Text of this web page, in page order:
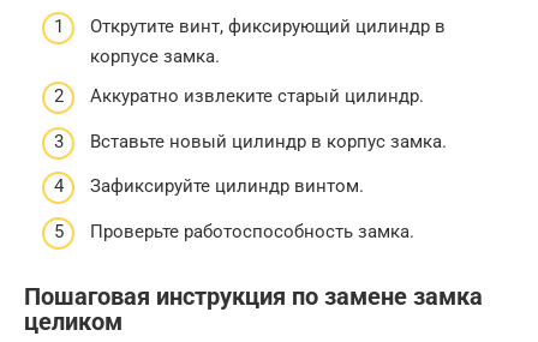
Открутите винт, фиксирующий цилиндр в
корпусе замка.
Аккуратно извлеките старый цилиндр.
Вставьте новый цилиндр в корпус замка.
Зафиксируйте цилиндр винтом.
Проверьте работоспособность замка.
Пошаговая инструкция по замене замка
целиком